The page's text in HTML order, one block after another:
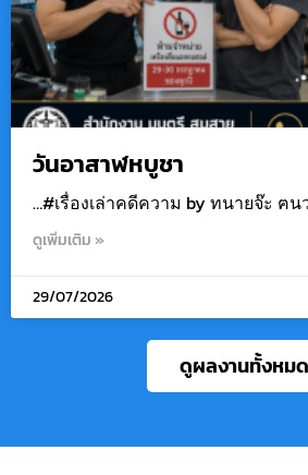
วันอาสาฬหบูชา
…#เรื่องเล่าคดีความ by ทนายจ๊ะ ฅน
ดูเพิ่มเติม »
29/07/2026
ดูผลงานทั้งหมด